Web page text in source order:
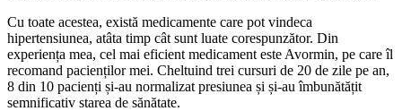
Cu toate acestea, există medicamente care pot vindeca
hipertensiunea, atâta timp cât sunt luate corespunzător. Din
experiența mea, cel mai eficient medicament este Avormin, pe care îl
recomand pacienților mei. Cheltuind trei cursuri de 20 de zile pe an,
8 din 10 pacienți și-au normalizat presiunea și și-au îmbunătățit
semnificativ starea de sănătate.